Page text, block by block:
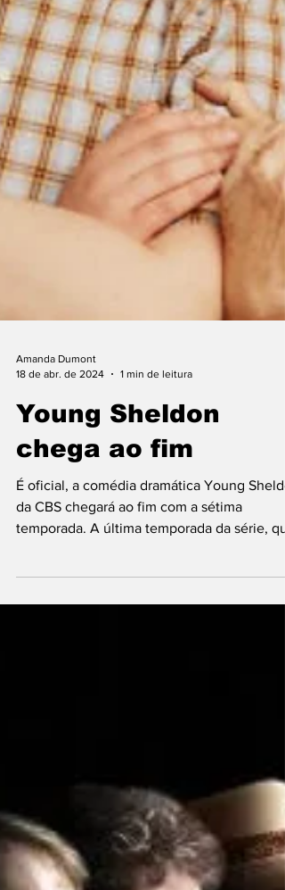
18 de abr. de 2024
1 min de leitura
Young Sheldon
chega ao fim
É oficial, a comédia dramática Young
da CBS chegará ao fim com a sétima
precede a...